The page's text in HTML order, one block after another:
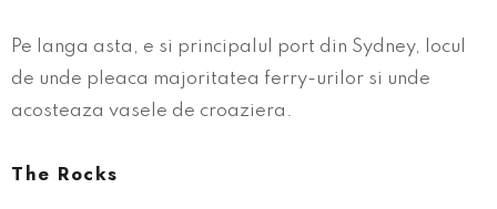
Pe langa asta, e si principalul port din Sydney, locul
de unde pleaca majoritatea ferry-urilor si unde
acosteaza vasele de croaziera.
The Rocks